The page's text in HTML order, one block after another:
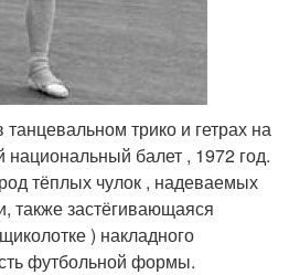
трико и гетрах на
национальный балет , 1972 год.
тёплых чулок , надеваемых
также застёгивающаяся
) накладного
футбольной формы.